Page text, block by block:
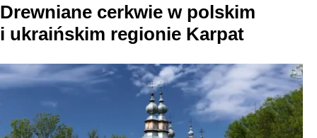
Drewniane cerkwie w polskim
i ukraińskim regionie Karpat